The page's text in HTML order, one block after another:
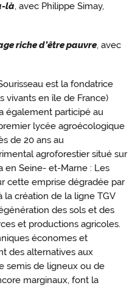
là, avec Philippe Simay,
riche d’être pauvre, avec
est la fondatrice
vivants en île de France)
également participé au
lycée agroécologique
de 20 ans au
agroforestier situé sur
en Seine- et-Marne : Les
cette emprise dégradée par
la création de la ligne TGV
des sols et des
et productions agricoles.
économes et
des alternatives aux
semis de ligneux ou de
marginaux, font la